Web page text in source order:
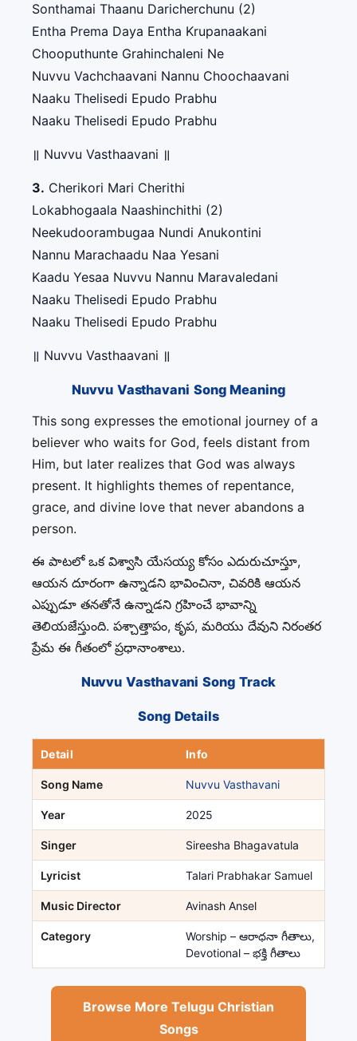
Sonthamai Thaanu Daricherchunu (2)
Entha Prema Daya Entha Krupanaakani
Chooputhunte Grahinchaleni Ne
Nuvvu Vachchaavani Nannu Choochaavani
Naaku Thelisedi Epudo Prabhu
Naaku Thelisedi Epudo Prabhu
॥ Nuvvu Vasthaavani ॥
3. Cherikori Mari Cherithi
Lokabhogaala Naashinchithi (2)
Neekudoorambugaa Nundi Anukontini
Nannu Marachaadu Naa Yesani
Kaadu Yesaa Nuvvu Nannu Maravaledani
Naaku Thelisedi Epudo Prabhu
Naaku Thelisedi Epudo Prabhu
॥ Nuvvu Vasthaavani ॥
Nuvvu Vasthavani Song Meaning
This song expresses the emotional journey of a
believer who waits for God, feels distant from
Him, but later realizes that God was always
present. It highlights themes of repentance,
grace, and divine love that never abandons a
person.
ఈ పాటలో ఒక విశ్వాసి యేసయ్య కోసం ఎదురుచూస్తూ,
ఆయన దూరంగా ఉన్నాడని భావించినా, చివరికి ఆయన
ఎప్పుడూ తనతోనే ఉన్నాడని గ్రహించే భావాన్ని
తెలియజేస్తుంది. పశ్చాత్తాపం, కృప, మరియు దేవుని నిరంతర
ప్రేమ ఈ గీతంలో ప్రధానాంశాలు.
Nuvvu Vasthavani Song Track
Song Details
Detail Info
Song Name Nuvvu Vasthavani
Year 2025
Singer Sireesha Bhagavatula
Lyricist Talari Prabhakar Samuel
Music Director Avinash Ansel
Category
Worship – ఆరాధనా గీతాలు,
Devotional – భక్తి గీతాలు
Browse More Telugu Christian
Songs